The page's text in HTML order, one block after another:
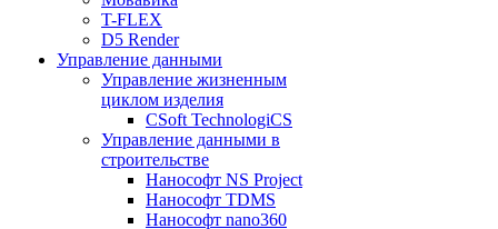
T-FLEX
D5 Render
Управление данными
Управление жизненным
циклом изделия
CSoft TechnologiCS
Управление данными в
строительстве
Нанософт NS Project
Нанософт TDMS
Нанософт nano360